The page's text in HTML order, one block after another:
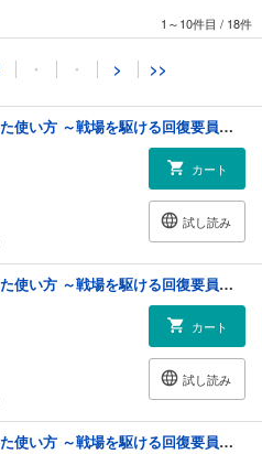
1～10件目 / 18件
・ ・ > >>
治癒魔法の間違った使い方 ～戦場を駆ける回復要員～(1)
カート
試し読み
治癒魔法の間違った使い方 ～戦場を駆ける回復要員～(2)
カート
試し読み
治癒魔法の間違った使い方 ～戦場を駆ける回復要員～(3)